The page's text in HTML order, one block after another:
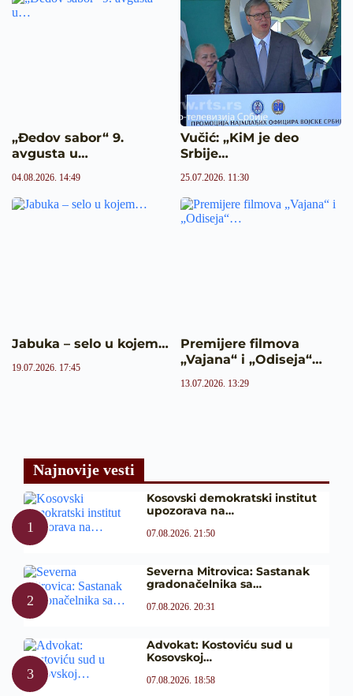
„Đedov sabor“ 9.
avgusta u…
04.08.2026. 14:49
Vučić: „KiM je deo
Srbije…
25.07.2026. 11:30
Jabuka – selo u kojem…
19.07.2026. 17:45
Premijere filmova
„Vajana“ i „Odiseja“…
13.07.2026. 13:29
Najnovije vesti
Kosovski demokratski institut
upozorava na…
07.08.2026. 21:50
Severna Mitrovica: Sastanak
gradonačelnika sa…
07.08.2026. 20:31
Advokat: Kostoviću sud u
Kosovskoj…
07.08.2026. 18:58